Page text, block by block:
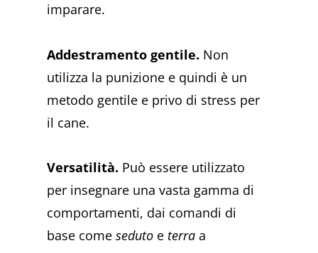
imparare.
Addestramento gentile. Non
utilizza la punizione e quindi è un
metodo gentile e privo di stress per
il cane.
Versatilità. Può essere utilizzato
per insegnare una vasta gamma di
comportamenti, dai comandi di
base comeseduto e terra a